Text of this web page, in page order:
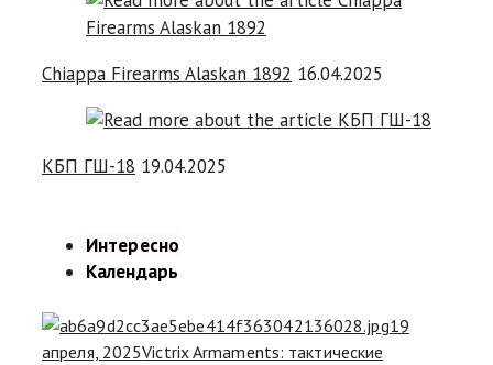
Chiappa Firearms Alaskan 1892 16.04.2025
КБП ГШ-18 19.04.2025
Интересно
Календарь
19
апреля, 2025Victrix Armaments: тактические